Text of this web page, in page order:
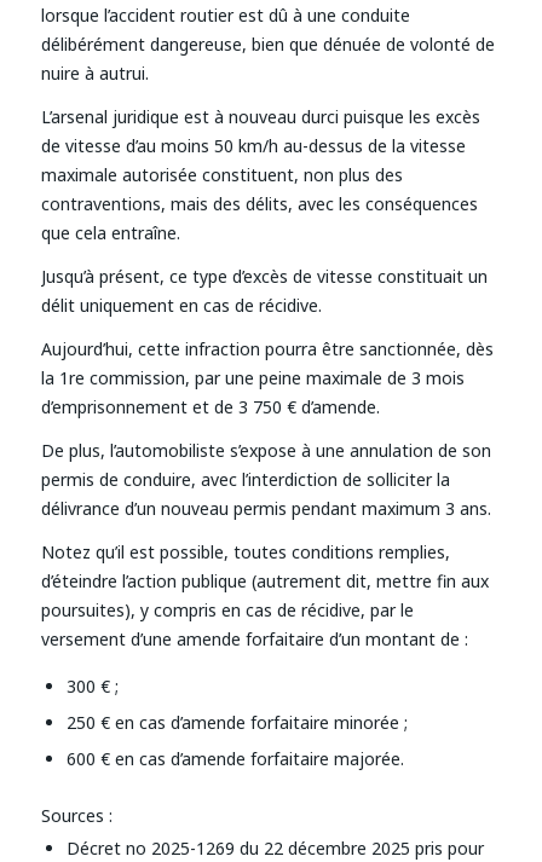
lorsque l’accident routier est dû à une conduite
délibérément dangereuse, bien que dénuée de volonté de
nuire à autrui.
L’arsenal juridique est à nouveau durci puisque les excès
de vitesse d’au moins 50 km/h au-dessus de la vitesse
maximale autorisée constituent, non plus des
contraventions, mais des délits, avec les conséquences
que cela entraîne.
Jusqu’à présent, ce type d’excès de vitesse constituait un
délit uniquement en cas de récidive.
Aujourd’hui, cette infraction pourra être sanctionnée, dès
la 1re commission, par une peine maximale de 3 mois
d’emprisonnement et de 3 750 € d’amende.
De plus, l’automobiliste s’expose à une annulation de son
permis de conduire, avec l’interdiction de solliciter la
délivrance d’un nouveau permis pendant maximum 3 ans.
Notez qu’il est possible, toutes conditions remplies,
d’éteindre l’action publique (autrement dit, mettre fin aux
poursuites), y compris en cas de récidive, par le
versement d’une amende forfaitaire d’un montant de :
300 € ;
250 € en cas d’amende forfaitaire minorée ;
600 € en cas d’amende forfaitaire majorée.
Sources :
Décret no 2025-1269 du 22 décembre 2025 pris pour